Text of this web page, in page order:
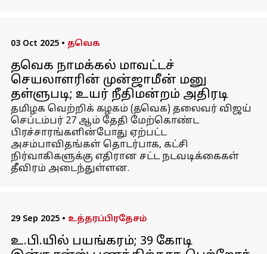
03 Oct 2025 • தவெக
தவெக நாமக்கல் மாவட்டச்
செயலாளரின் முன்ஜாமீன் மனு
தள்ளுபடி; உயர் நீதிமன்றம் அதிரடி
தமிழக வெற்றிக் கழகம் (தவெக) தலைவர் விஜய்
செப்டம்பர் 27 ஆம் தேதி மேற்கொண்ட
பிரச்சாரங்களின்போது ஏற்பட்ட
அசம்பாவிதங்கள் தொடர்பாக, கட்சி
நிர்வாகிகளுக்கு எதிரான சட்ட நடவடிக்கைகள்
தீவிரம் அடைந்துள்ளன.
29 Sep 2025 • உத்தரப்பிரதேசம்
உ.பி.யில் பயங்கரம்; ₹39 கோடி